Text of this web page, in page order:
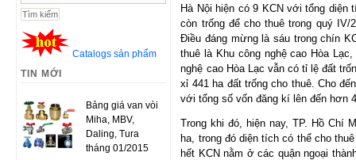
Catalogs sản phẩm
TIN MỚI
Bảng giá van vòi
Miha, MBV,
Daling, Tura
tháng 01/2015
Hà Nội hiện có 9 KCN với tổng diện
còn trống để cho thuê trong quý
Điều đáng mừng là sáu trong chín
thuê là Khu công nghệ cao Hòa
nghệ cao Hòa Lạc vẫn có tỉ lệ đất
xỉ 441 ha đất trống cho thuê. Cho
với tổng số vốn đăng kí lên đến hơn
Trong khi đó, hiện nay, TP. Hồ Chí
ha, trong đó diện tích có thể cho
hết KCN nằm ở các quận ngoại